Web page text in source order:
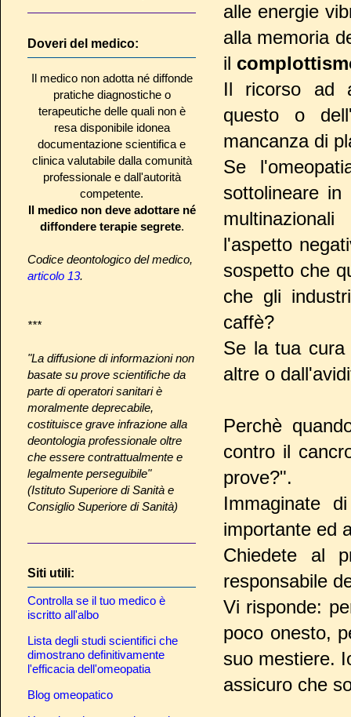
alle energie
alla memoria
il
Il ricorso ad
questo o
mancanza di
Se
sottolineare in
l'aspetto
sospetto che
che gli
caffè?
Se la tua
altre o
Perchè
contro il
prove?".
Immaginate
importante ed
Chiedete al
responsabile
Vi risponde:
poco onesto,
suo mestiere.
assicuro che
Doveri del medico:
Il medico non adotta né diffonde
pratiche diagnostiche o
terapeutiche delle quali non è
resa disponibile idonea
documentazione scientifica e
clinica valutabile dalla comunità
professionale e dall'autorità
competente.
Il medico non deve adottare né
diffondere terapie segrete.
Codice deontologico del medico,
articolo 13.
***
"La diffusione di informazioni non
basate su prove scientifiche da
parte di operatori sanitari è
moralmente deprecabile,
costituisce grave infrazione alla
deontologia professionale oltre
che essere contrattualmente e
legalmente perseguibile"
(Istituto Superiore di Sanità e
Consiglio Superiore di Sanità)
Siti utili:
Controlla se il tuo medico è
iscritto all'albo
Lista degli studi scientifici che
dimostrano definitivamente
l'efficacia dell'omeopatia
Blog omeopatico